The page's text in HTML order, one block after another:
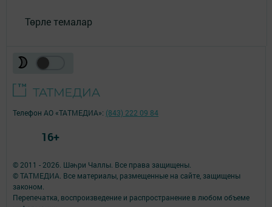
Төрле темалар
© 2011 - 2026. Шәһри Чаллы. Все права защищены.
© ТАТМЕДИА. Все материалы, размещенные на сайте, защищены
законом.
Перепечатка, воспроизведение и распространение в любом объеме
Телефон АО «ТАТМЕДИА»: (843) 222 09 84
16+